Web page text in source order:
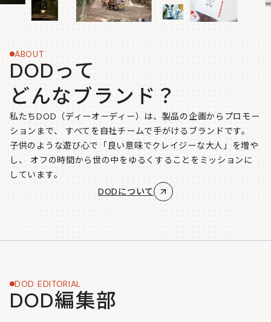
ABOUT
DODって
どんなブランド？
私たちDOD（ディーオーディー）は、製品の企画からプロモー
ションまで、
すべてを自社チームで手がけるブランドです。
子供のような遊び心で「良い意味でクレイジーな大人」を増や
し、
オフの時間から世の中をゆるくすることをミッションに
しています。
DODについて
DOD EDITORIAL
DOD編集部